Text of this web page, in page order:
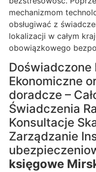
mechanizmom
obsługiwać z
lokalizacji w całym
obowiązkowego
Doświadczone
Ekonomiczne
doradcze –
Świadczenia
Konsultacje
Zarządzanie
księgowe